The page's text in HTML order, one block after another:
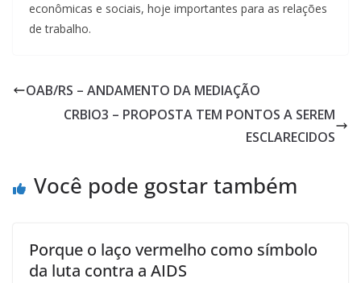
econômicas e sociais, hoje importantes para as relações
de trabalho.
OAB/RS – ANDAMENTO DA MEDIAÇÃO
CRBIO3 – PROPOSTA TEM PONTOS A SEREM
ESCLARECIDOS
Você pode gostar também
Porque o laço vermelho como símbolo
da luta contra a AIDS